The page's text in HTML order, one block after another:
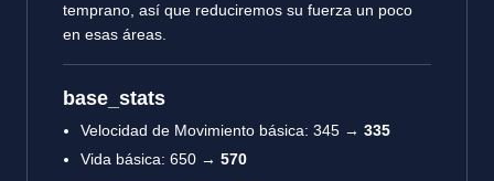
temprano, así que reduciremos su fuerza un poco
en esas áreas.
base_stats
Velocidad de Movimiento básica: 345 → 335
Vida básica: 650 → 570